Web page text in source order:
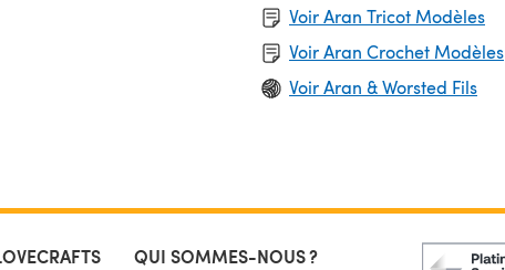
Voir Aran Tricot Modèles
Voir Aran Crochet Modèles
Voir Aran & Worsted Fils
QUI SOMMES-NOUS ?